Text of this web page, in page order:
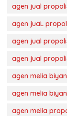
agen jual
agen juaL
agen jual
agen jual
agen melia
agen melia
agen melia